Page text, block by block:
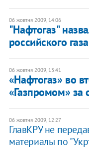
06 жовтня 2009, 14:06
"Нафтогаз"
российского газа
06 жовтня 2009, 13:41
«Нафтогаз» во
«Газпромом» за
06 жовтня 2009, 12:27
ГлавКРУ не
материалы по